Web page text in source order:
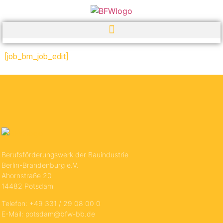
[job_bm_job_edit]
Berufsförderungswerk der Bauindustrie
Berlin-Brandenburg e.V.
Ahornstraße 20
14482 Potsdam
Telefon: +49 331 / 29 08 00 0
E-Mail: potsdam@bfw-bb.de